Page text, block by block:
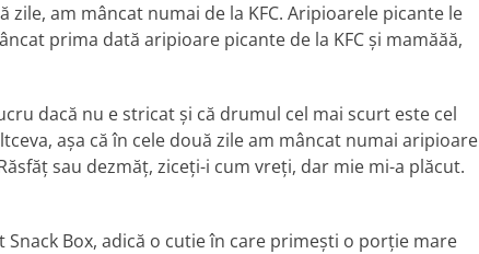
am mâncat numai de la KFC. Aripioarele picante le
prima dată aripioare picante de la KFC şi mamăăă,
dacă nu e stricat şi că drumul cel mai scurt este cel
aşa că în cele două zile am mâncat numai aripioare
sau dezmăţ, ziceţi-i cum vreţi, dar mie mi-a plăcut.
Box, adică o cutie în care primeşti o porţie mare